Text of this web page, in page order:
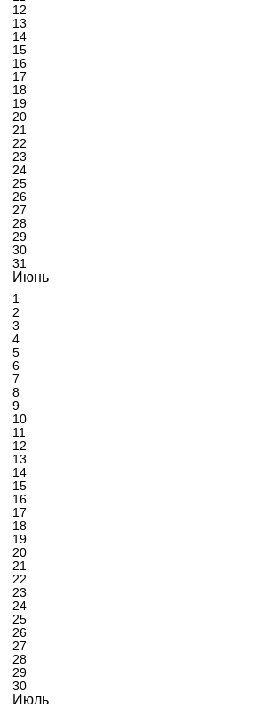
12
13
14
15
16
17
18
19
20
21
22
23
24
25
26
27
28
29
30
31
Июнь
1
2
3
4
5
6
7
8
9
10
11
12
13
14
15
16
17
18
19
20
21
22
23
24
25
26
27
28
29
30
Июль